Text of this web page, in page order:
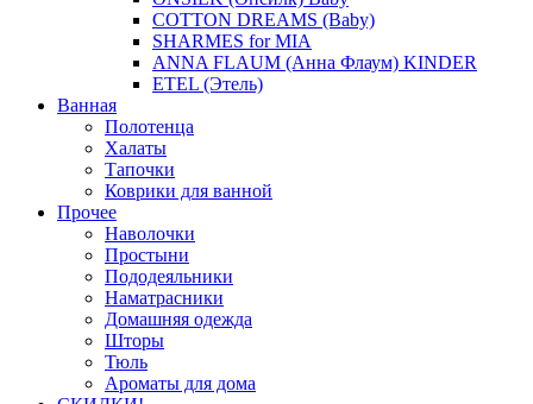
COTTON DREAMS (Baby)
SHARMES for MIA
ANNA FLAUM (Анна Флаум) KINDER
ETEL (Этель)
Ванная
Полотенца
Халаты
Тапочки
Коврики для ванной
Прочее
Наволочки
Простыни
Пододеяльники
Наматрасники
Домашняя одежда
Шторы
Тюль
Ароматы для дома